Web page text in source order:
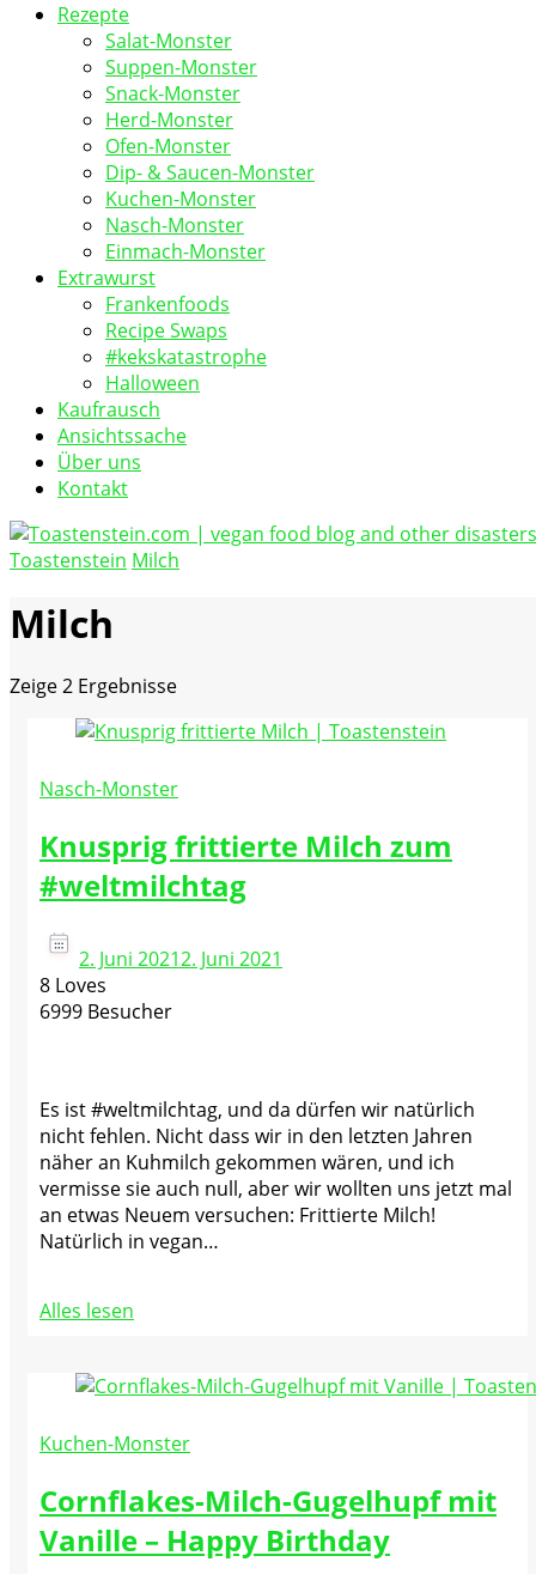
Rezepte
Salat-Monster
Suppen-Monster
Snack-Monster
Herd-Monster
Ofen-Monster
Dip- & Saucen-Monster
Kuchen-Monster
Nasch-Monster
Einmach-Monster
Extrawurst
Frankenfoods
Recipe Swaps
#kekskatastrophe
Halloween
Kaufrausch
Ansichtssache
Über uns
Kontakt
Toastenstein.com
Toastenstein Milch
Milch
Zeige2 Ergebnisse
Nasch-Monster
Knusprig frittierte Milch zum
#weltmilchtag
2. Juni 20212. Juni 2021
8 Loves
6999 Besucher
Es ist #weltmilchtag, und da dürfen wir natürlich
nicht fehlen. Nicht dass wir in den letzten Jahren
näher an Kuhmilch gekommen wären, und ich
vermisse sie auch null, aber wir wollten uns jetzt mal
an etwas Neuem versuchen: Frittierte Milch!
Natürlich in vegan…
Alles lesen
Kuchen-Monster
Cornflakes-Milch-Gugelhupf mit
Vanille – Happy Birthday